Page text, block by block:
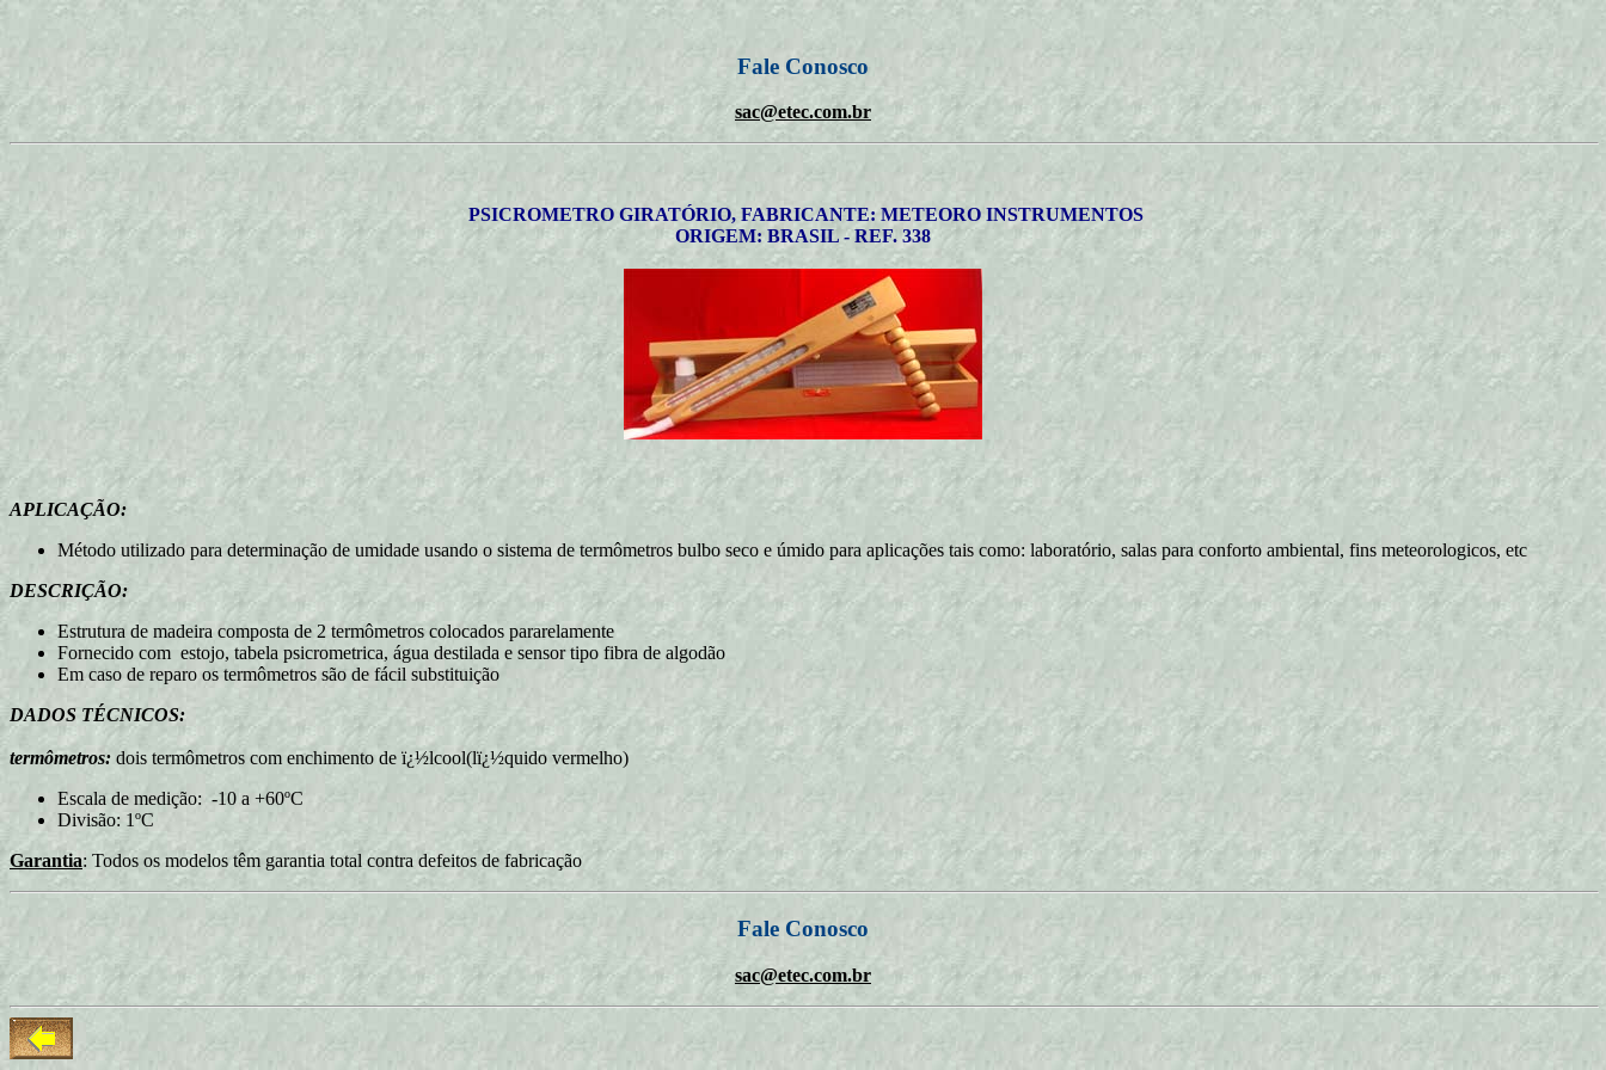
Fale Conosco
sac@etec.com.br
PSICROMETRO GIRATÓRIO, FABRICANTE: METEORO INSTRUMENTOS
ORIGEM: BRASIL - REF. 338
APLICAÇÃO:
Método utilizado para determinação de umidade usando o sistema de termômetros bulbo seco e úmido para aplicações tais como: laboratório, salas para conforto ambiental, fins meteorologicos, etc
DESCRIÇÃO:
Estrutura de madeira composta de 2 termômetros colocados pararelamente
Fornecido com estojo, tabela psicrometrica, água destilada e sensor tipo fibra de algodão
Em caso de reparo os termômetros são de fácil substituição
DADOS TÉCNICOS:
termômetros: dois termômetros com enchimento de ï¿½lcool(lï¿½quido vermelho)
Escala de medição: -10 a +60ºC
Divisão: 1ºC
Garantia: Todos os modelos têm garantia total contra defeitos de fabricação
Fale Conosco
sac@etec.com.br